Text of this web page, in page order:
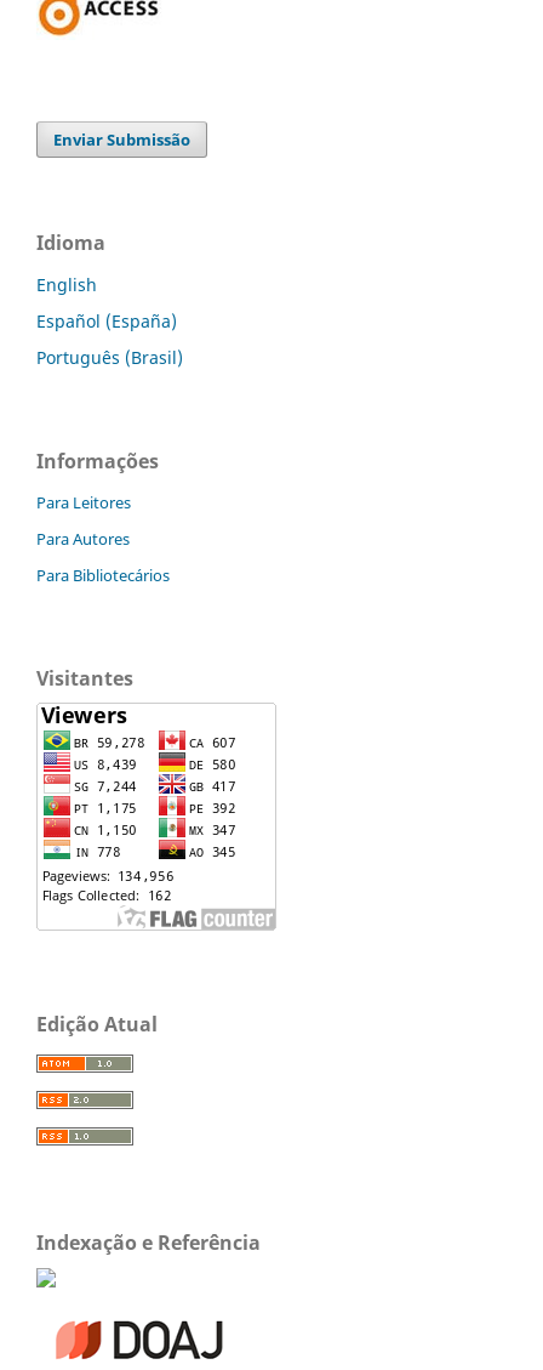
Enviar Submissão
Idioma
English
Español (España)
Português (Brasil)
Informações
Para Leitores
Para Autores
Para Bibliotecários
Visitantes
Edição Atual
Indexação e Referência